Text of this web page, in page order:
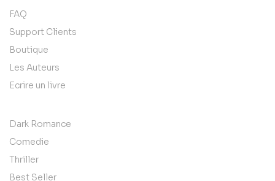
FAQ
Support Clients
Boutique
Les Auteurs
Ecrire un livre
Dark Romance
Comedie
Thriller
Best Seller